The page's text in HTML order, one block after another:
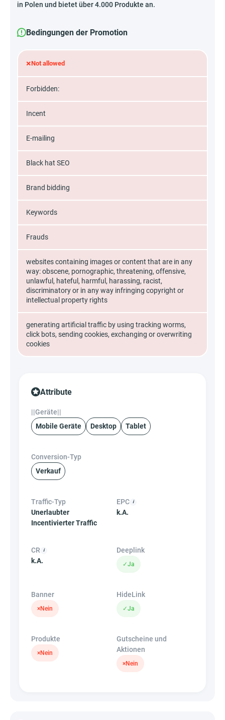
in Polen und bietet über 4.000 Produkte an.
Bedingungen der Promotion
×Not allowed
Forbidden:
Incent
E-mailing
Black hat SEO
Brand bidding
Keywords
Frauds
websites containing images or content that are in any
way: obscene, pornographic, threatening, offensive,
unlawful, hateful, harmful, harassing, racist,
discriminatory or in any way infringing copyright or
intellectual property rights
generating artificial traffic by using tracking worms,
click bots, sending cookies, exchanging or overwriting
cookies
Attribute
||Geräte||
Mobile Geräte
Desktop Tablet
Conversion-Typ
Verkauf
Traffic-Typ
Unerlaubter
Incentivierter Traffic
EPC
k.A.
CR
k.A.
Deeplink
✓Ja
Banner
×Nein
HideLink
✓Ja
Produkte
×Nein
Gutscheine und
Aktionen
×Nein